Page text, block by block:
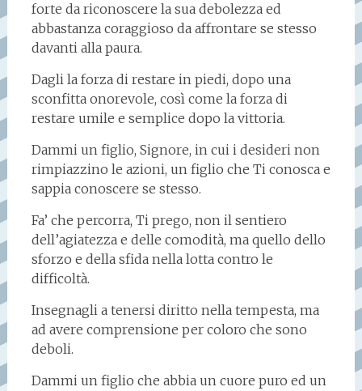
forte da riconoscere la sua debolezza ed
abbastanza coraggioso da affrontare se stesso
davanti alla paura.
Dagli la forza di restare in piedi, dopo una
sconfitta onorevole, così come la forza di
restare umile e semplice dopo la vittoria.
Dammi un figlio, Signore, in cui i desideri non
rimpiazzino le azioni, un figlio che Ti conosca e
sappia conoscere se stesso.
Fa’ che percorra, Ti prego, non il sentiero
dell’agiatezza e delle comodità, ma quello dello
sforzo e della sfida nella lotta contro le
difficoltà.
Insegnagli a tenersi diritto nella tempesta, ma
ad avere comprensione per coloro che sono
deboli.
Dammi un figlio che abbia un cuore puro ed un